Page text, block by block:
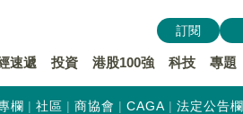
速遞 投資 港股100強 科技 專題
訂閱
欄 社區 商協會 CAGA 法定公告欄